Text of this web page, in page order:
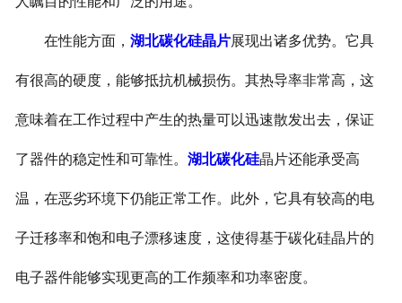
在性能方面， 湖北碳化硅晶片展现出诸多优势。它具
有很高的硬度，能够抵抗机械损伤。其热导率非常高，这
意味着在工作过程中产生的热量可以迅速散发出去，保证
了器件的稳定性和可靠性。 湖北碳化硅晶片还能承受高
温，在恶劣环境下仍能正常工作。此外，它具有较高的电
子迁移率和饱和电子漂移速度，这使得基于碳化硅晶片的
电子器件能够实现更高的工作频率和功率密度。